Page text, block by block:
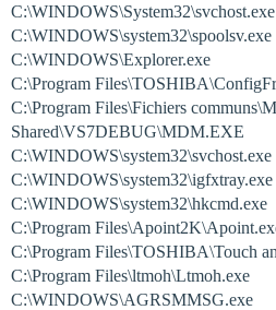
C:\WINDOWS\System32\svchost.exe
C:\WINDOWS\system32\spoolsv.exe
C:\WINDOWS\Explorer.exe
C:\Program
C:\Program Files\Fichiers
Shared\VS7DEBUG\MDM.EXE
C:\WINDOWS\system32\svchost.exe
C:\WINDOWS\system32\igfxtray.exe
C:\WINDOWS\system32\hkcmd.exe
C:\Program
C:\Program Files\TOSHIBA\Touch
C:\Program Files\ltmoh\Ltmoh.exe
C:\WINDOWS\AGRSMMSG.exe